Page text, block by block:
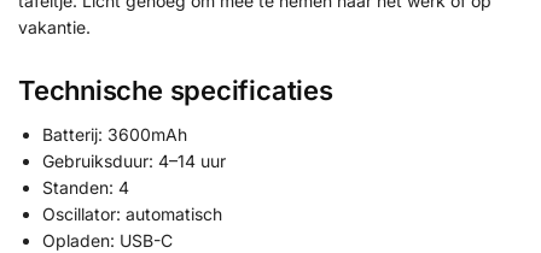
vakantie.
Technische specificaties
Batterij: 3600mAh
Gebruiksduur: 4–14 uur
Standen: 4
Oscillator: automatisch
Opladen: USB-C